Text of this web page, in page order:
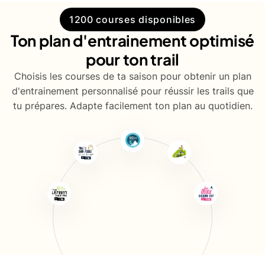
1200 courses disponibles
Ton plan d'entrainement optimisé
pour ton trail
Choisis les courses de ta saison pour obtenir un plan
d'entrainement personnalisé pour réussir les trails que
tu prépares. Adapte facilement ton plan au quotidien.